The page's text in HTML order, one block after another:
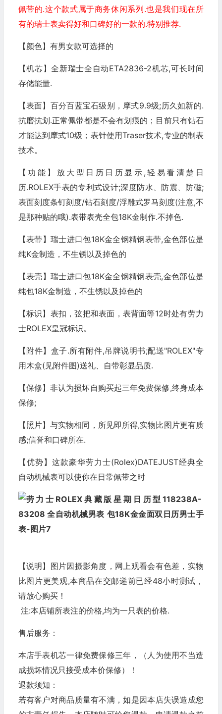
佩带的.这个款式属于商务休闲系列.也是我们现在所
有的瑞士表卖得好和口碑好的一款的.特别推荐.
【颜色】有男女款可选择的
【机芯】全新瑞士全自动ETA2836-2机芯,可长时间
存储能量.
【表面】百分百蓝宝石级别，摩式9.9级;历久如新的.
抗磨抗划.正常佩带都是不会有划痕的；目前只有钻石
才能达到摩式10级；表针使用Traser技术,专业的制表
技术。
【功能】放大型日历日历显示,轻易看清楚日
历.ROLEX手表的专利式设计;深度防水、防震、防磁;
表面刻度条钉刻度/钻石刻度/浮雕式罗马刻度(注意,不
是那种贴的哦).表带表壳全包18K金制作.不掉色.
【表带】瑞士进口包18K金全钢精钢表带,金色部位是
纯K金制造，不生锈以及掉色的
【表壳】瑞士进口包18K金全钢精钢表壳,金色部位是
纯包18K金制造，不生锈以及掉色的
【标识】表扣，弦把和表面，表背面等12时处有劳力
士ROLEX皇冠标识。
【附件】盒子.所有附件,吊牌说明书;配送"ROLEX"专
用木盒(见附件图)送礼、自带彰显品质.
【保修】非认为损坏自购买起三年免费保修,终身成本
保修;
【照片】与实物相同，所见即所得,实物比图片更有质
感;信誉和口碑所在.
【优势】这款豪华劳力士(Rolex)DATEJUST经典全
自动机械表可以使你在日常佩带之时
【说明】图片因摄影角度，网上观看会有色差，实物
比图片更美观,本商品在交邮递前已经48小时测试，
请放心购买！
注:本店铺所表注的价格,均为一只表的价格.
售后服务：
本店手表机芯一律免费保修三年，（人为使用不当造
成损坏情况只接受成本价保修）！
退款须知：
若有客户对商品质量有不满，如是因本店失误造成您